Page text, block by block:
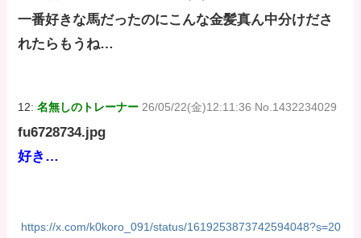
一番好きな馬だったのにこんな金髪真ん中分けださ
れたらもうね…
12:名無しのトレーナー 26/05/22(金)12:11:36 No.1432234029
fu6728734.jpg
好き…
https://x.com/k0koro_091/status/1619253873742594048?s=20